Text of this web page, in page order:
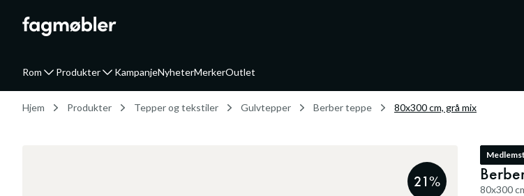
Rom Produkter KampanjeNyheterMerkerOutlet
Hjem Produkter Tepper og tekstiler Gulvtepper Berber teppe 80x300 cm, grå mix
21% 80x300